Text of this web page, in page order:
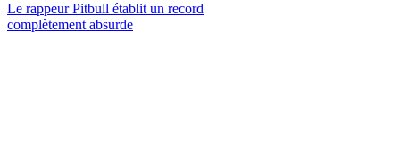
Le rappeur Pitbull établit un record
complètement absurde